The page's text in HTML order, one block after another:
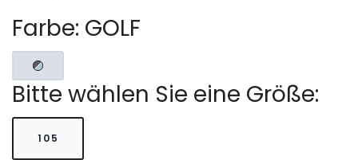
Farbe: GOLF
Bitte wählen Sie eine Größe:
105